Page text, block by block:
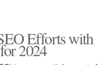
Efforts with
2024